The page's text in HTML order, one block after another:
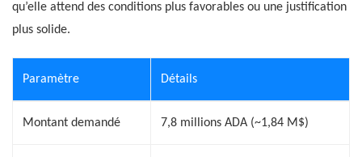
qu’elle attend des conditions plus favorables ou une justification
plus solide.
Paramètre Détails
Montant demandé 7,8 millions ADA (~1,84 M$)